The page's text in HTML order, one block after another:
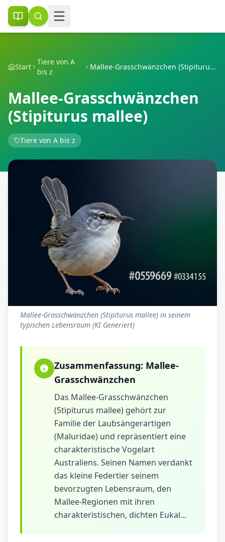
Start
Tiere von A
bis z
Mallee-Grasschwänzchen (Stipiturus mallee)
Mallee-Grasschwänzchen
(Stipiturus mallee)
Tiere von A bis z
Mallee-Grasschwänzchen (Stipiturus mallee) in seinem
typischen Lebensraum (KI Generiert)
Zusammenfassung: Mallee-
Grasschwänzchen
Das Mallee-Grasschwänzchen
(Stipiturus mallee) gehört zur
Familie der Laubsängerartigen
(Maluridae) und repräsentiert eine
charakteristische Vogelart
Australiens. Seinen Namen verdankt
das kleine Federtier seinem
bevorzugten Lebensraum, den
Mallee-Regionen mit ihren
charakteristischen, dichten Eukal...